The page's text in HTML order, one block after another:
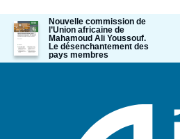
Image
de
couverture
de
Nouvelle commission de
l’Union africaine de
Mahamoud Ali Youssouf.
Le désenchantement des
pays membres